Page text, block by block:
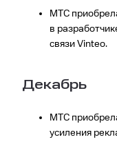
МТС
в
связи Vinteo.
Декабрь
МТС
усиления